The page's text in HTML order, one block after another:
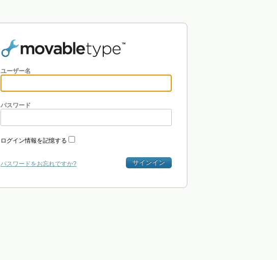
ユーザー名
パスワード
ログイン情報を記憶する
サインイン
パスワードをお忘れですか?